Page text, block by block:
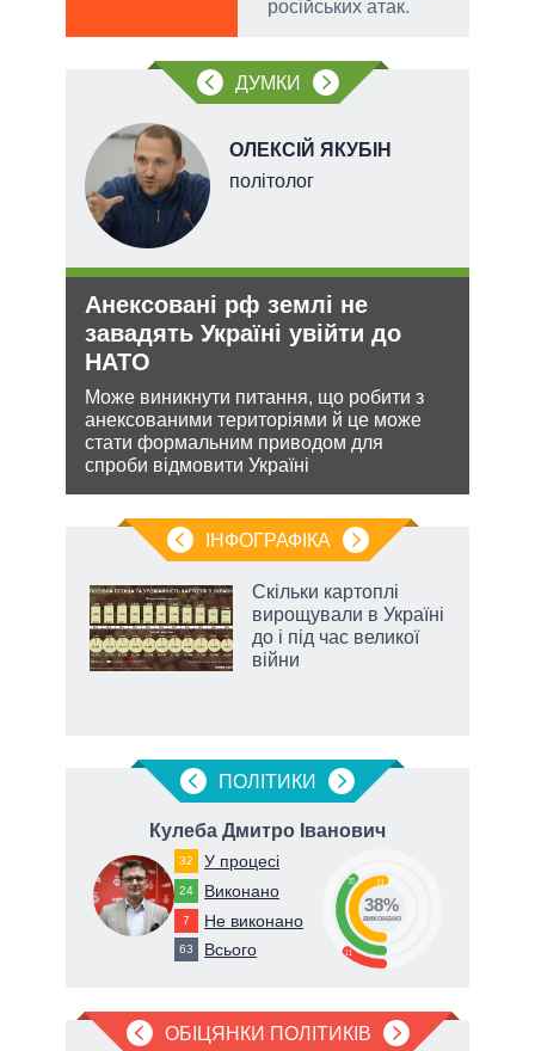
російських атак.
ДУМКИ
ОЛЕКСІЙ ЯКУБІН
політолог
Анексовані рф землі не
завадять Україні увійти до
НАТО
Може виникнути питання, що робити з
анексованими територіями й це може
стати формальним приводом для
спроби відмовити Україні
ІНФОГРАФІКА
Скільки картоплі
вирощували в Україні
до і під час великої
війни
ПОЛIТИКИ
Кулеба Дмитро Іванович
32 У процесі
24 Виконано
7 Не виконано
63 Всього 11
38 51
38%
виконано
ОБІЦЯНКИ ПОЛІТИКІВ